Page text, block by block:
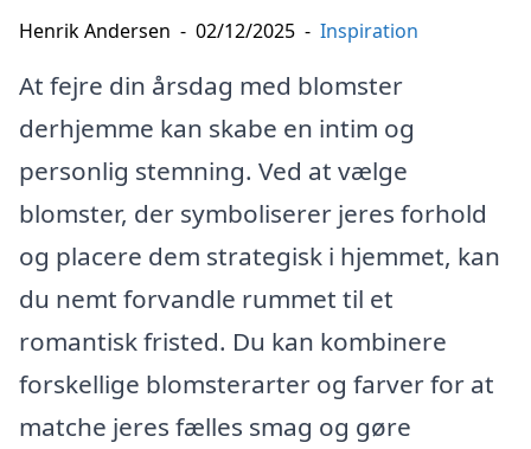
Henrik Andersen - 02/12/2025 - Inspiration
At fejre din årsdag med blomster
derhjemme kan skabe en intim og
personlig stemning. Ved at vælge
blomster, der symboliserer jeres forhold
og placere dem strategisk i hjemmet, kan
du nemt forvandle rummet til et
romantisk fristed. Du kan kombinere
forskellige blomsterarter og farver for at
matche jeres fælles smag og gøre